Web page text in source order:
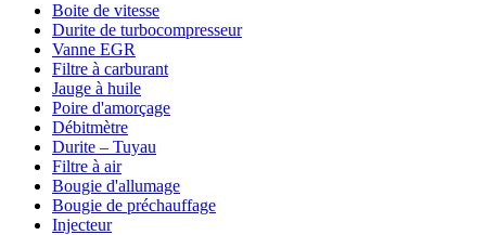
Boite de vitesse
Durite de turbocompresseur
Vanne EGR
Filtre à carburant
Jauge à huile
Poire d'amorçage
Débitmètre
Durite – Tuyau
Filtre à air
Bougie d'allumage
Bougie de préchauffage
Injecteur